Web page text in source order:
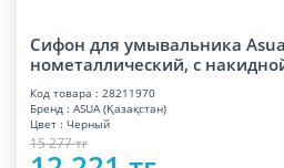
Сифон для умывальника
нометаллический, с
Код товара : 28211970
Бренд : ASUA (Қазақстан)
Цвет : Черный
15 277 тг